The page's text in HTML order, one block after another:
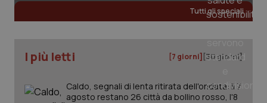
Tutti gli speciali
I più letti [7 giorni] [30 giorni]
Caldo, segnali di lenta ritirata dell'ondata: il 7
agosto restano 26 città da bollino rosso, l'8
.quotidianosanita.it
mese